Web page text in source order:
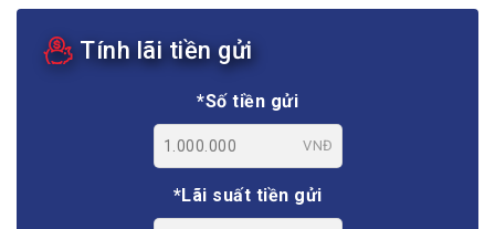
Tính lãi tiền gửi
*Số tiền gửi
VNĐ
*Lãi suất tiền gửi